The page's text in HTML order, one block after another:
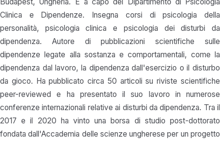
Clinica e Dipendenze. Insegna corsi di psicologia della
personalità, psicologia clinica e psicologia dei disturbi da
dipendenza. Autore di pubblicazioni scientifiche sulle
dipendenze legate alla sostanza e comportamentali, come la
dipendenza dal lavoro, la dipendenza dall'esercizio o il disturbo
da gioco. Ha pubblicato circa 50 articoli su riviste scientifiche
peer-reviewed e ha presentato il suo lavoro in numerose
conferenze internazionali relative ai disturbi da dipendenza. Tra il
2017 e il 2020 ha vinto una borsa di studio post-dottorato
fondata dall'Accademia delle scienze ungherese per un progetto